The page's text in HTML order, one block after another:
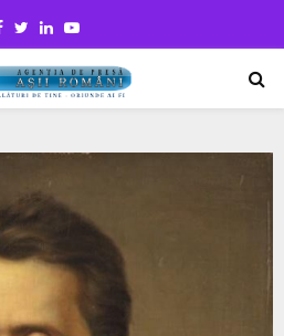
Facebook
TwitterLinkedinYoutube